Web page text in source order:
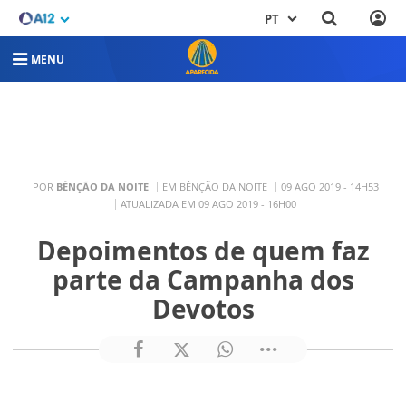
PT
MENU
POR BÊNÇÃO DA NOITE EM BÊNÇÃO DA NOITE
09 AGO 2019 - 14H53
ATUALIZADA EM 09 AGO 2019 - 16H00
Depoimentos de quem faz
parte da Campanha dos
Devotos